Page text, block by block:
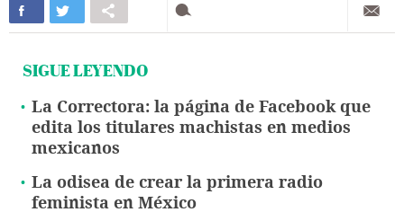
SIGUE LEYENDO
La Correctora: la página de Facebook que
edita los titulares machistas en medios
mexicanos
La odisea de crear la primera radio
feminista en México